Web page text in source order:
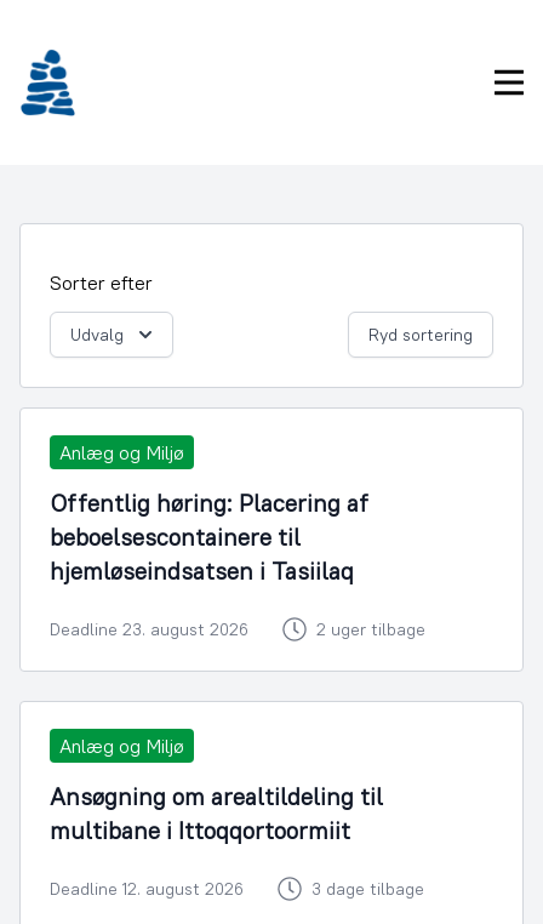
indhold
Sorter efter
Udvalg Ryd sortering
Anlæg og Miljø
Offentlig høring: Placering af
beboelsescontainere til
hjemløseindsatsen i Tasiilaq
Deadline 23. august 2026 2 uger tilbage
Anlæg og Miljø
Ansøgning om arealtildeling til
multibane i Ittoqqortoormiit
Deadline 12. august 2026 3 dage tilbage